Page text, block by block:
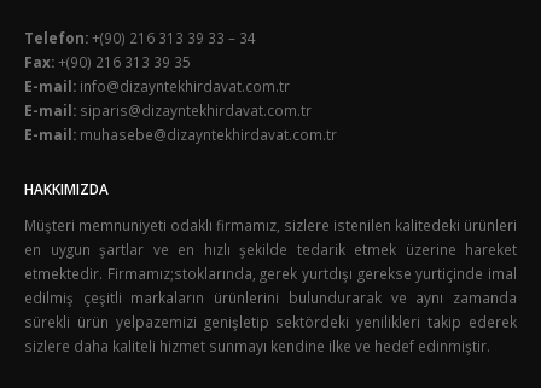
Telefon:+(90) 216 313 39 33 – 34
Fax:+(90) 216 313 39 35
E-mail: info@dizayntekhirdavat.com.tr
E-mail: siparis@dizayntekhirdavat.com.tr
E-mail: muhasebe@dizayntekhirdavat.com.tr
HAKKIMIZDA
Müşteri memnuniyeti odaklı firmamız, sizlere istenilen kalitedeki ürünleri
en uygun şartlar ve en hızlı şekilde tedarik etmek üzerine hareket
etmektedir. Firmamız;stoklarında, gerek yurtdışı gerekse yurtiçinde imal
edilmiş çeşitli markaların ürünlerini bulundurarak ve aynı zamanda
sürekli ürün yelpazemizi genişletip sektördeki yenilikleri takip ederek
sizlere daha kaliteli hizmet sunmayı kendine ilke ve hedef edinmiştir.